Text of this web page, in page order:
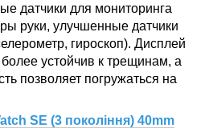
датчики для мониторинга
руки, улучшенные датчики
гироскоп). Дисплей
устойчив к трещинам, а
позволяет погружаться на
SE (3 покоління) 40mm